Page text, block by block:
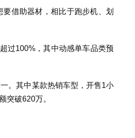
借助器材，相比于跑步机、划
过100%，其中动感单车品类预
。其中某款热销车型，开售1小
突破620万。